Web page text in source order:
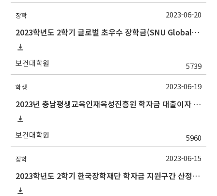
장학
2023학년도 2학기 글로벌 초우수 장학금(SNU Global Scholarship, GS) 신청 안내
보건대학원 5739
2023-06-20
학생
2023년 충남평생교육인재육성진흥원 학자금 대출이자 지원사업 안내
보건대학원 5960
2023-06-19
장학
2023학년도 2학기 한국장학재단 학자금 지원구간 산정 안내(장학소득증빙)
2023-06-15